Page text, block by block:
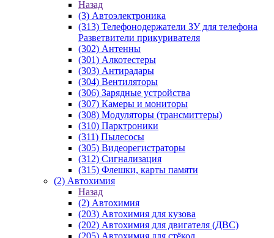
Назад
(3) Автоэлектроника
(313) Телефонодержатели ЗУ для телефона
Разветвители прикуривателя
(302) Антенны
(301) Алкотестеры
(303) Антирадары
(304) Вентиляторы
(306) Зарядные устройства
(307) Камеры и мониторы
(308) Модуляторы (трансмиттеры)
(310) Парктроники
(311) Пылесосы
(305) Видеорегистраторы
(312) Сигнализация
(315) Флешки, карты памяти
(2) Автохимия
Назад
(2) Автохимия
(203) Автохимия для кузова
(202) Автохимия для двигателя (ДВС)
(205) Автохимия для стёкол